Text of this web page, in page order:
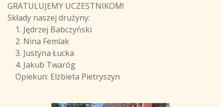
GRATULUJEMY UCZESTNIKOM!
Składy naszej drużyny:
1. Jędrzej Babczyński
2. Nina Femlak
3. Justyna Łucka
4. Jakub Twaróg
Opiekun: Elżbieta Pietryszyn